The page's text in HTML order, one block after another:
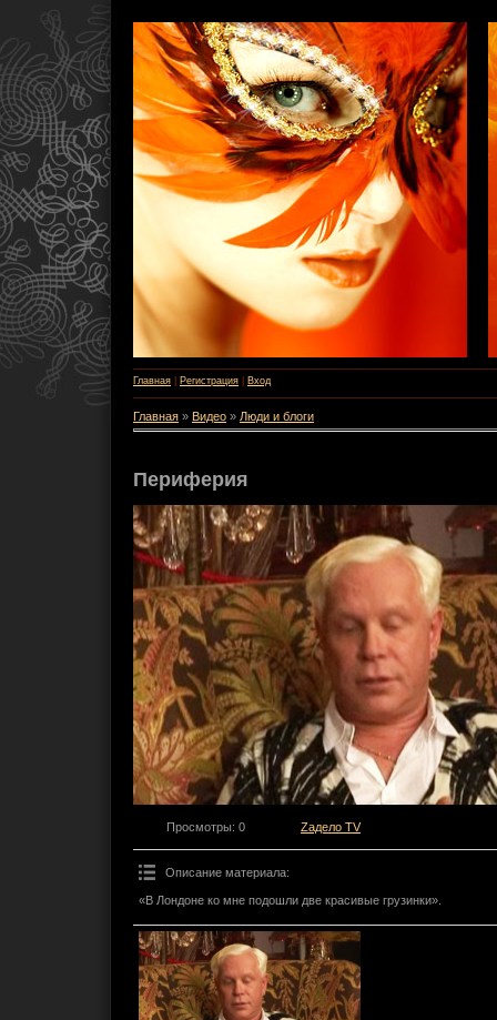
Главная Регистрация Вход
Главная » Видео » Люди и блоги
Периферия
Просмотры: 0 Zадело TV
Описание материала:
«В Лондоне ко мне подошли две красивые грузинки».